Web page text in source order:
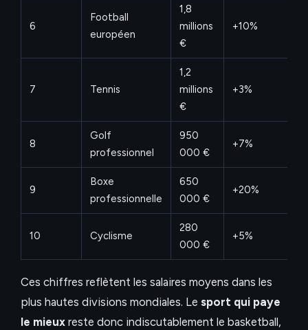
6
Football
européen
1,8
millions
€
+10%
7 Tennis
1,2
millions
€
+3%
8
Golf
professionnel
950
000 €
+7%
9
Boxe
professionnelle
650
000 €
+20%
10 Cyclisme
280
000 €
+5%
Ces chiffres reflètent les salaires moyens dans les
plus hautes divisions mondiales. Le sport qui paye
le mieux reste donc indiscutablement le basketball,